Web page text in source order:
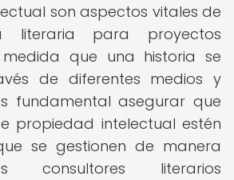
son aspectos vitales de
literaria para proyectos
que una historia se
de diferentes medios y
fundamental asegurar que
propiedad intelectual estén
se gestionen de manera
consultores literarios